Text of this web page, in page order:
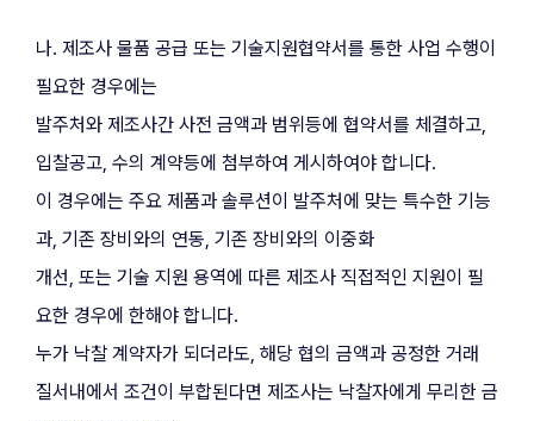
나. 제조사 물품 공급 또는 기술지원협약서를 통한 사업 수행이
필요한 경우에는
발주처와 제조사간 사전 금액과 범위등에 협약서를 체결하고,
입찰공고, 수의 계약등에 첨부하여 게시하여야 합니다.
이 경우에는 주요 제품과 솔루션이 발주처에 맞는 특수한 기능
과, 기존 장비와의 연동, 기존 장비와의 이중화
개선, 또는 기술 지원 용역에 따른 제조사 직접적인 지원이 필
요한 경우에 한해야 합니다.
누가 낙찰 계약자가 되더라도, 해당 협의 금액과 공정한 거래
질서내에서 조건이 부합된다면 제조사는 낙찰자에게 무리한 금